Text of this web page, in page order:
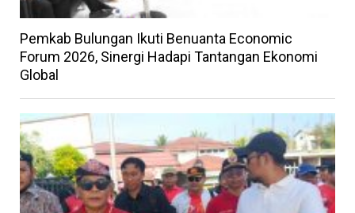
Pemkab Bulungan Ikuti Benuanta Economic
Forum 2026, Sinergi Hadapi Tantangan Ekonomi
Global